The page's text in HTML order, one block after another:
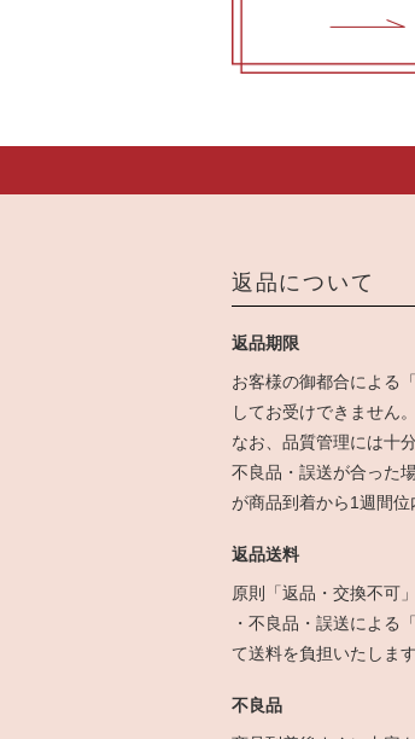
返品について
返品期限
お客様の御都合による
してお受けできません。
なお、品質管理には十
不良品・誤送が合った
が商品到着から1週間位
返品送料
原則「返品・交換不可
・不良品・誤送による
て送料を負担いたしま
不良品